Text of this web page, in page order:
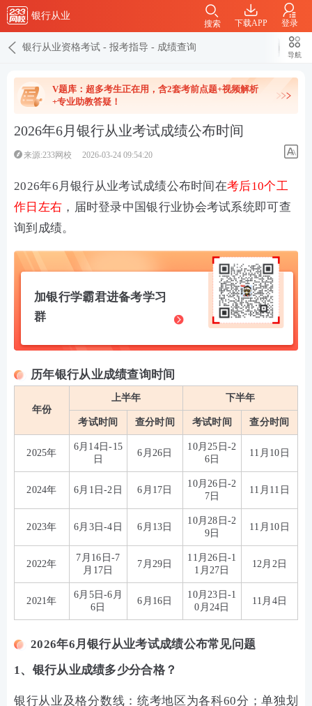
银行从业
下载APP 登录
搜索
银行从业资格考试 - 报考指导 - 成绩查询
导航
V题库：超多考生正在用，含2套考前点题+视频解析
+专业助教答疑！
2026年6月银行从业考试成绩公布时间
来源:233网校 2026-03-24 09:54:20
2026年6月银行从业考试成绩公布时间在考后10个工
作日左右 ，届时登录中国银行业协会考试系统即可查
询到成绩。
加银行学霸君进备考学习
群
历年银行从业成绩查询时间
年份
上半年 下半年
考试时间 查分时间 考试时间 查分时间
2025年
6月14日-15
日
6月26日
10月25日-2
6日
11月10日
2024年 6月1日-2日 6月17日
10月26日-2
7日
11月11日
2023年 6月3日-4日 6月13日
10月28日-2
9日
11月10日
2022年
7月16日-7
月17日
7月29日
11月26日-1
1月27日
12月2日
2021年
6月5日-6月
6日
6月16日
10月23日-1
0月24日
11月4日
2026年6月银行从业考试成绩公布常见问题
1、银行从业成绩多少分合格？
银行从业及格分数线：统考地区为各科60分；单独划